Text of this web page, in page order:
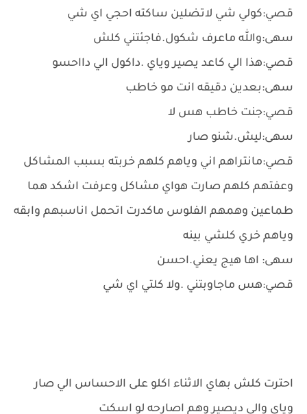
قصي:كولي شي لاتضلين ساكته احجي اي شي
سهى:والله ماعرف شكول.فاجئتني كلش
قصي:هذا الي كاعد يصير وياي .داكول الي دااحسو
سهى:بعدين دقيقه انت مو خاطب
قصي:جنت خاطب هس لا
سهى:ليش.شنو صار
قصي:مانتراهم اني وياهم كلهم خربته بسبب المشاكل
وعفتهم كلهم صارت هواي مشاكل وعرفت اشكد هما
طماعين وهمهم الفلوس ماكدرت اتحمل اناسبهم وابقه
وياهم خري كلشي بينه
سهى: اها هيج يعني.احسن
قصي:هس ماجاوبتني .ولا كلتي اي شي
احترت كلش بهاي الاثناء اكلو على الاحساس الي صار
وياي والي ديصير وهم اصارحه لو اسكت